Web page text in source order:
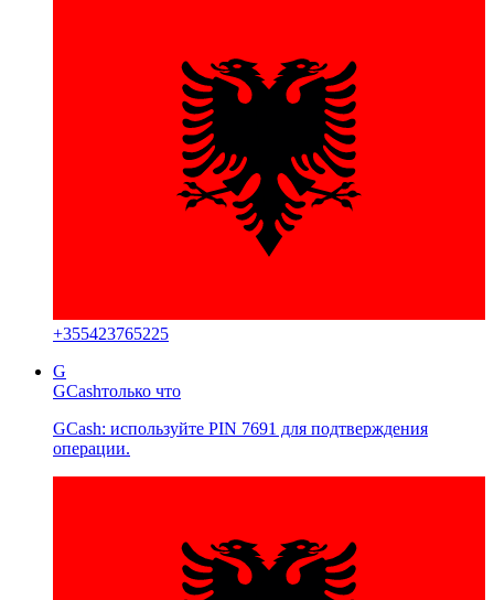
+355423765225
G
GCashтолько что
GCash: используйте PIN 7691 для подтверждения
операции.